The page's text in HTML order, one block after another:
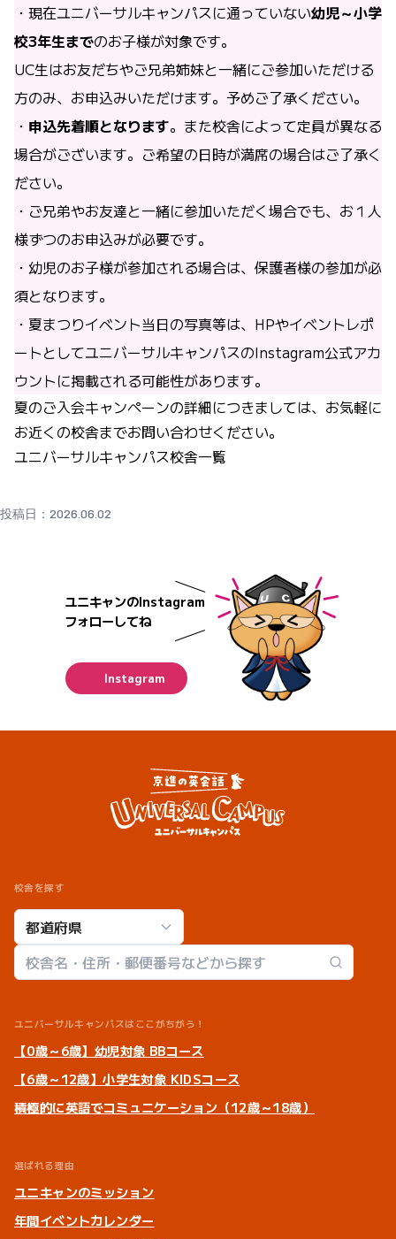
・現在ユニバーサルキャンパスに通っていない幼児～小学
校3年生までのお子様が対象です。
UC生はお友だちやご兄弟姉妹と一緒にご参加いただける
方のみ、お申込みいただけます。予めご了承ください。
・ 申込先着順となります。また校舎によって定員が異なる
場合がございます。ご希望の日時が満席の場合はご了承く
ださい。
・ご兄弟やお友達と一緒に参加いただく場合でも、お１人
様ずつのお申込みが必要です。
・幼児のお子様が参加される場合は、保護者様の参加が必
須となります。
・夏まつりイベント当日の写真等は、HPやイベントレポ
ートとしてユニバーサルキャンパスのInstagram公式アカ
ウントに掲載される可能性があります。
夏のご入会キャンペーンの詳細につきましては、お気軽に
お近くの校舎までお問い合わせください。
ユニバーサルキャンパス校舎一覧
投稿日：2026.06.02
ユニキャンのInstagram
フォローしてね
Instagram
校舎を探す
校舎検索
ユニバーサルキャンパスはここがちがう！
【0歳～6歳】幼児対象 BBコース
【6歳～12歳】小学生対象 KIDSコース
積極的に英語でコミュニケーション（12歳～18歳）
選ばれる理由
ユニキャンのミッション
年間イベントカレンダー